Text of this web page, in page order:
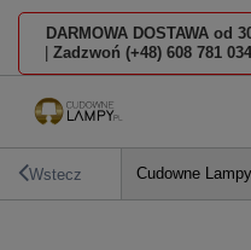
DARMOWA DOSTAWA od
Zadzwoń (+48) 608 781 034
Wstecz Cudowne Lampy